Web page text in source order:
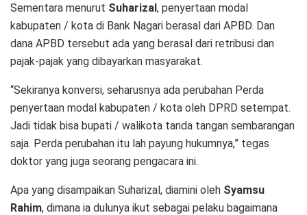
Sementara menurut Suharizal, penyertaan modal
kabupaten / kota di Bank Nagari berasal dari APBD. Dan
dana APBD tersebut ada yang berasal dari retribusi dan
pajak-pajak yang dibayarkan masyarakat.
“Sekiranya konversi, seharusnya ada perubahan Perda
penyertaan modal kabupaten / kota oleh DPRD setempat.
Jadi tidak bisa bupati / walikota tanda tangan sembarangan
saja. Perda perubahan itu lah payung hukumnya,” tegas
doktor yang juga seorang pengacara ini.
Apa yang disampaikan Suharizal, diamini oleh Syamsu
Rahim, dimana ia dulunya ikut sebagai pelaku bagaimana